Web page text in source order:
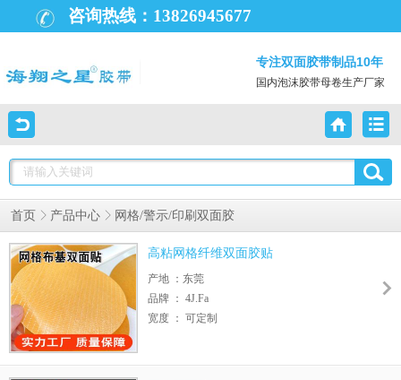
咨询热线： 13826945677
专注双面胶带制品10年
国内泡沫胶带母卷生产厂家
首页 产品中心 网格/警示/印刷双面胶
高粘网格纤维双面胶贴
产地 ：东莞
品牌 ： 4J.Fa
宽度 ： 可定制